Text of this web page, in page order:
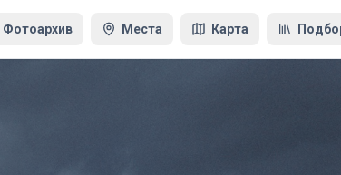
Фотоархив Места Карта